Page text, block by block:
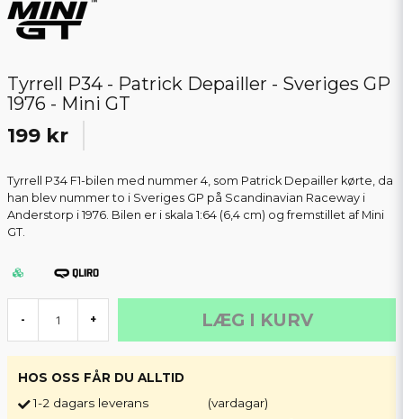
Tyrrell P34 - Patrick Depailler - Sveriges GP
1976 - Mini GT
199 kr
Tyrrell P34 F1-bilen med nummer 4, som Patrick Depailler kørte, da
han blev nummer to i Sveriges GP på Scandinavian Raceway i
Anderstorp i 1976. Bilen er i skala 1:64 (6,4 cm) og fremstillet af Mini
GT.
- + LÆG I KURV
HOS OSS FÅR DU ALLTID
1-2 dagars leverans
(vardagar)